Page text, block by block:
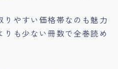
りやすい価格帯なのも魅力
も少ない冊数で全巻読め